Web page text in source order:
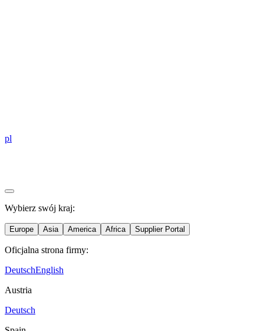
pl
Wybierz swój kraj:
Europe Asia America Africa Supplier Portal
Oficjalna strona firmy:
DeutschEnglish
Austria
Deutsch